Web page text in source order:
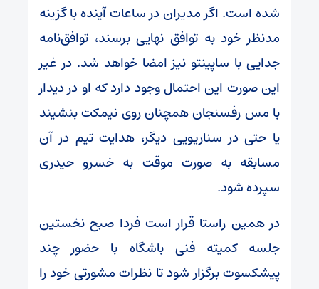
شده است. اگر مدیران در ساعات آینده با گزینه
مدنظر خود به توافق نهایی برسند، توافق‌نامه
جدایی با ساپینتو نیز امضا خواهد شد. در غیر
این صورت این احتمال وجود دارد که او در دیدار
با مس رفسنجان همچنان روی نیمکت بنشیند
یا حتی در سناریویی دیگر، هدایت تیم در آن
مسابقه به صورت موقت به خسرو حیدری
سپرده شود.
در همین راستا قرار است فردا صبح نخستین
جلسه کمیته فنی باشگاه با حضور چند
پیشکسوت برگزار شود تا نظرات مشورتی خود را